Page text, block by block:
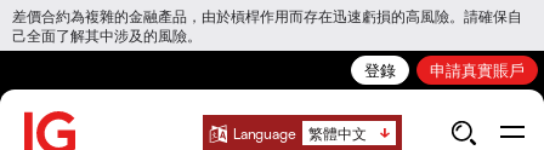
差價合約為複雜的金融產品，由於槓桿作用而存在迅速虧損的高風險。請確保自
己全面了解其中涉及的風險。
登錄 申請真實賬戶
Language 繁體中文